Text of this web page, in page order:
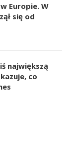
Europie. W
się od
największą
co